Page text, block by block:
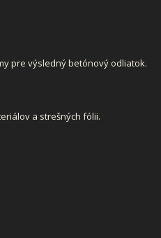
pre výsledný betónový odliatok.
a strešných fólii.